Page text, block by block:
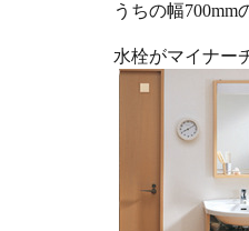
うちの幅700mm
水栓がマイナー